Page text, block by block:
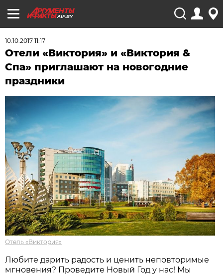
AIF.BY
10.10.2017 11:17
Отели «Виктория» и «Виктория &
Спа» приглашают на новогодние
праздники
Отель «Виктория»
Любите дарить радость и ценить неповторимые
мгновения? Проведите Новый Год у нас! Мы